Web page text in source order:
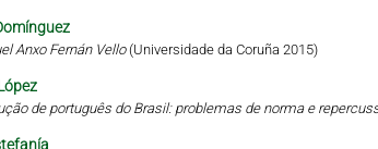
Anxo Fernán Vello(Universidade da Coruña 2015)
de português do Brasil: problemas de norma e